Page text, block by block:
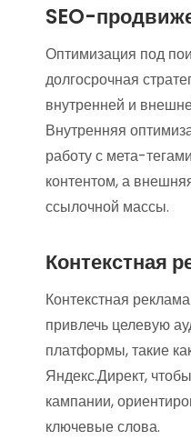
SEO-
Оптимизация под
долгосрочная
внутренней и
Внутренняя
работу с мета-
контентом, а
ссылочной массы.
Контекстная
Контекстная
привлечь целевую
платформы, такие
Яндекс.Директ,
кампании,
ключевые слова.